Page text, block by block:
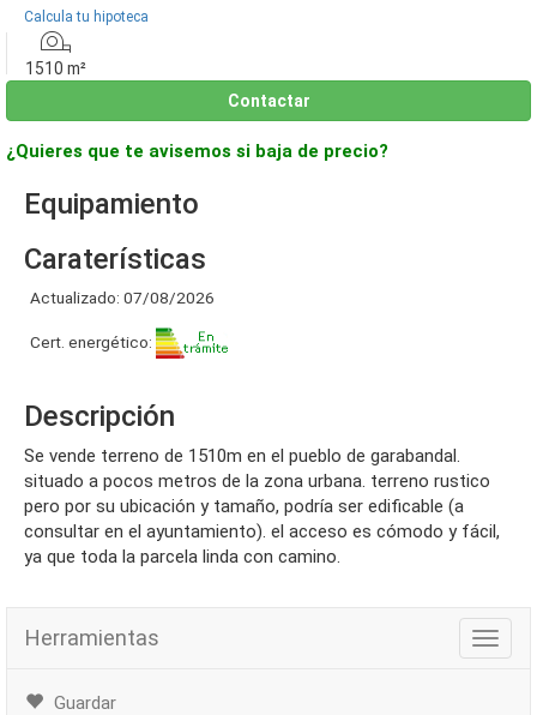
Calcula tu hipoteca
1510 m²
Contactar
¿Quieres que te avisemos si baja de precio?
Equipamiento
Caraterísticas
Actualizado: 07/08/2026
Cert. energético:
Descripción
se vende terreno de 1510m en el pueblo de garabandal.
situado a pocos metros de la zona urbana. terreno rustico
pero por su ubicación y tamaño, podría ser edificable (a
consultar en el ayuntamiento). el acceso es cómodo y fácil,
ya que toda la parcela linda con camino.
Herramientas
Guardar